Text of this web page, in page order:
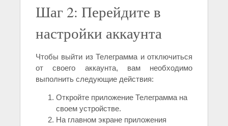
Шаг 2: Перейдите в
настройки аккаунта
Чтобы выйти из Телеграмма и отключиться
от своего аккаунта, вам необходимо
выполнить следующие действия:
Откройте приложение Телеграмма на
своем устройстве.
На главном экране приложения